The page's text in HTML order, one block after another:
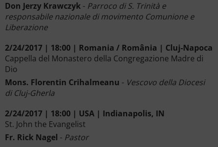
Don Jerzy Krawczyk - Parroco di S. Trinità e
responsabile nazionale di movimento Comunione e
Liberazione
2/24/2017 | 18:00 | Romania / România | Cluj-Napoca
Cappella del Monastero della Congregazione Madre di
Dio
Mons. Florentin Crihalmeanu - Vescovo della Diocesi
di Cluj-Gherla
2/24/2017 | 18:00 | USA | Indianapolis, IN
St. John the Evangelist
Fr. Rick Nagel - Pastor